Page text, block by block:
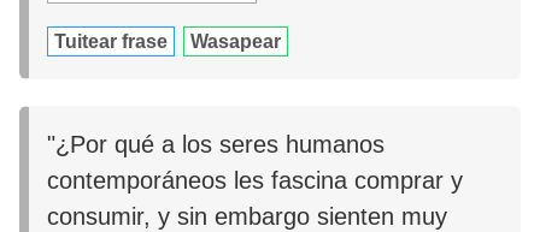
Tuitear frase Wasapear
"¿Por qué a los seres humanos
contemporáneos les fascina comprar y
consumir, y sin embargo sienten muy